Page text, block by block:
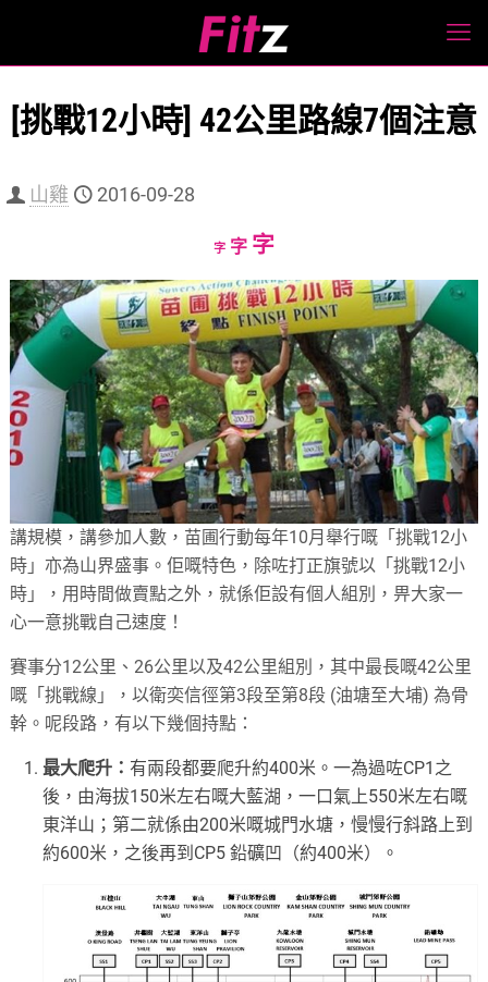
[挑戰12小時] 42公里路線7個注意
山雞 2016-09-28
字Decrease
size.
字Reset
size.
字Increase
size.
講規模，講參加人數，苗圃行動每年10月舉行嘅「挑戰12小
時」亦為山界盛事。佢嘅特色，除咗打正旗號以「挑戰12小
時」，用時間做賣點之外，就係佢設有個人組別，畀大家一
心一意挑戰自己速度！
賽事分12公里、26公里以及42公里組別，其中最長嘅42公里
嘅「挑戰線」，以衛奕信徑第3段至第8段 (油塘至大埔) 為骨
幹。呢段路，有以下幾個持點：
最大爬升： 有兩段都要爬升約400米。一為過咗CP1之
後，由海拔150米左右嘅大藍湖，一口氣上550米左右嘅
東洋山；第二就係由200米嘅城門水塘，慢慢行斜路上到
約600米，之後再到CP5 鉛礦凹（約400米）。